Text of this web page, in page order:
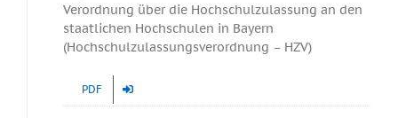
Verordnung über die Hochschulzulassung an den
staatlichen Hochschulen in Bayern
(Hochschulzulassungsverordnung – HZV)
PDF